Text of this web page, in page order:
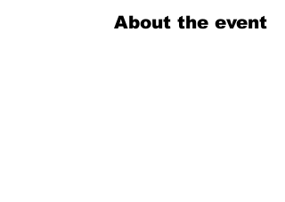
About the event